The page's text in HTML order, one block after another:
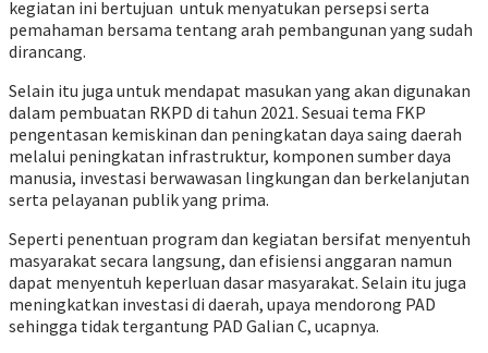
kegiatan ini bertujuan untuk menyatukan persepsi serta
pemahaman bersama tentang arah pembangunan yang sudah
dirancang.
Selain itu juga untuk mendapat masukan yang akan digunakan
dalam pembuatan RKPD di tahun 2021. Sesuai tema FKP
pengentasan kemiskinan dan peningkatan daya saing daerah
melalui peningkatan infrastruktur, komponen sumber daya
manusia, investasi berwawasan lingkungan dan berkelanjutan
serta pelayanan publik yang prima.
Seperti penentuan program dan kegiatan bersifat menyentuh
masyarakat secara langsung, dan efisiensi anggaran namun
dapat menyentuh keperluan dasar masyarakat. Selain itu juga
meningkatkan investasi di daerah, upaya mendorong PAD
sehingga tidak tergantung PAD Galian C, ucapnya.